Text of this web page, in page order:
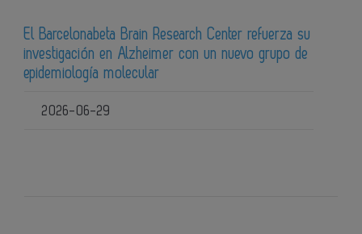
El Barcelonabeta Brain Research Center refuerza su
investigación en Alzheimer con un nuevo grupo de
epidemiología molecular
2026-06-29